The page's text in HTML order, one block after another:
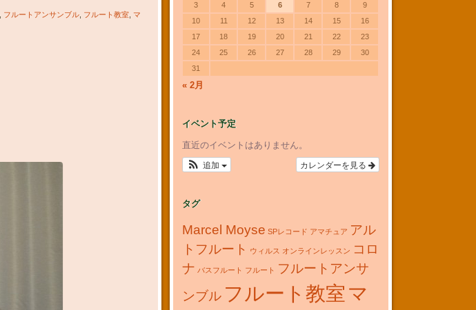
フルートアンサンブル, フルート教室, マ
« 2月
3
4 5 6 7 8
9
10
11 12 13 14 15
16
17
18 19 20 21 22
23
24
25 26 27 28 29
30
31
イベント予定
直近のイベントはありません。
カレンダーを見る
追加
タグ
Marcel Moyse SPレコード アマチュア アル
トフルート
ウィルス オンラインレッスン コロ
ナ バスフルート フルート
フルートアンサ
ンブル フルート教室 マ